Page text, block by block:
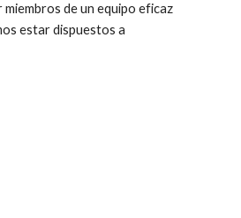
de un equipo eficaz
estar dispuestos a